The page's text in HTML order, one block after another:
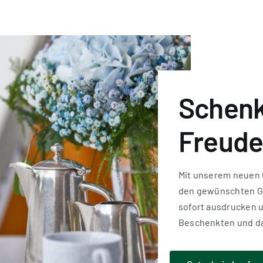
Mit unserem
den gewünschten
sofort ausdrucken
Beschenkten und